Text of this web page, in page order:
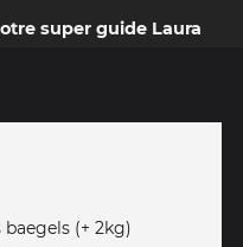
super guide Laura
(+ 2kg)